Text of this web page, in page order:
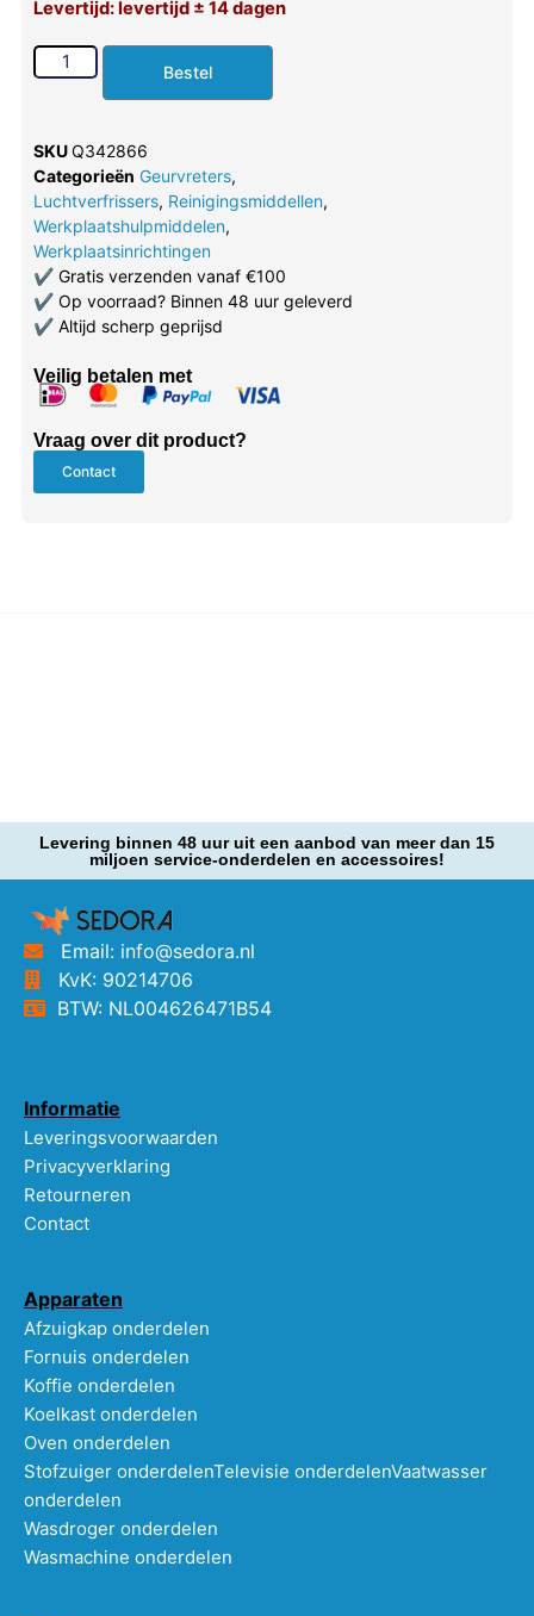
Levertijd: levertijd ± 14 dagen
Bestel
SKUQ342866
Categorieën Geurvreters,
Luchtverfrissers, Reinigingsmiddellen,
Werkplaatshulpmiddelen,
Werkplaatsinrichtingen
✔Gratis verzenden vanaf €100
✔Op voorraad? Binnen 48 uur geleverd
✔Altijd scherp geprijsd
Veilig betalen met
Vraag over dit product?
Contact
Levering binnen 48 uur uit een aanbod van meer dan 15
miljoen service-onderdelen en accessoires!
Email: info@sedora.nl
KvK: 90214706
BTW: NL004626471B54
Informatie
Leveringsvoorwaarden
Privacyverklaring
Retourneren
Contact
Apparaten
Afzuigkap onderdelen
Fornuis onderdelen
Koffie onderdelen
Koelkast onderdelen
Oven onderdelen
Stofzuiger onderdelenTelevisie onderdelenVaatwasser
onderdelen
Wasdroger onderdelen
Wasmachine onderdelen